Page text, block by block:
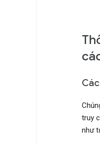
truy
như